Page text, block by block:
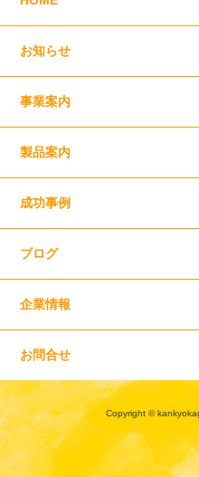
お知らせ
事業案内
製品案内
成功事例
ブログ
企業情報
お問合せ
Copyright ©